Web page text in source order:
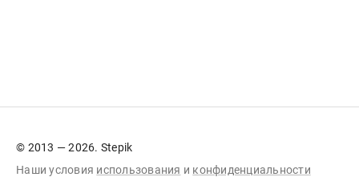
© 2013 — 2026. Stepik
Наши условия использования и конфиденциальности